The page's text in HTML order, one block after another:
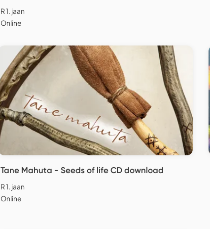
R 1. jaan
Online
Tane Mahuta - Seeds of life CD download
R 1. jaan
Online